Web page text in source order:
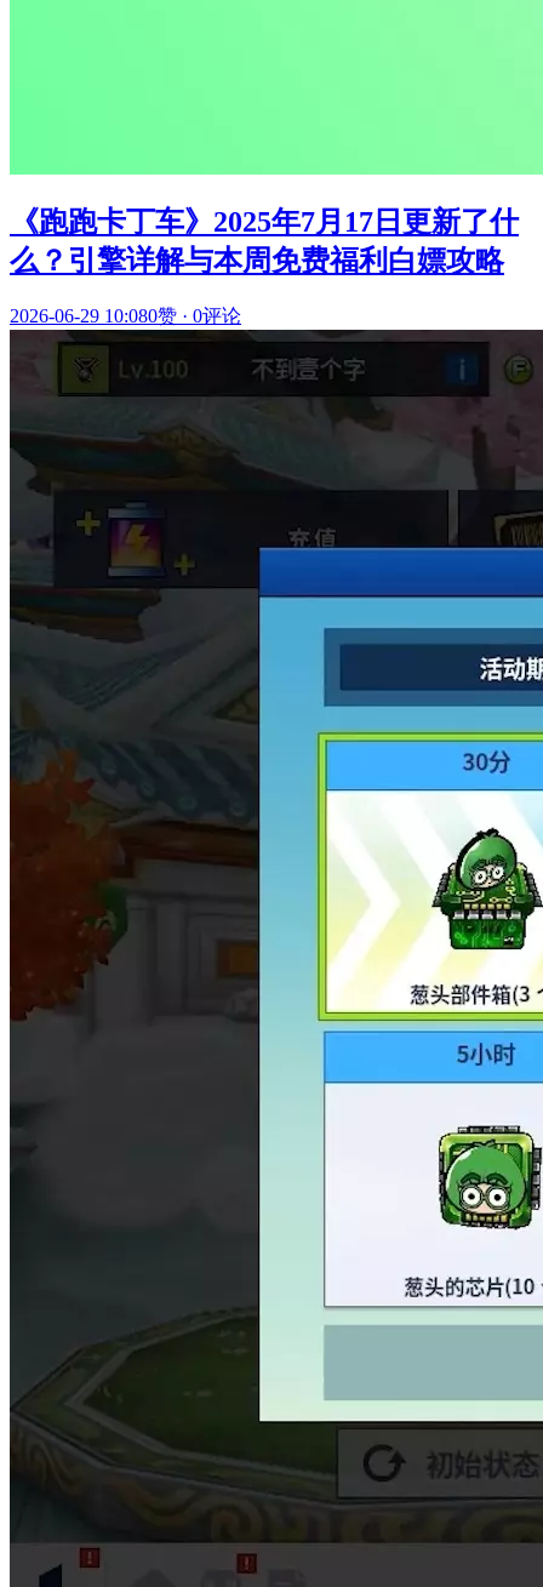
《跑跑卡丁车》2025年7月17日更新了什
么？引擎详解与本周免费福利白嫖攻略
2026-06-29 10:080赞 · 0评论